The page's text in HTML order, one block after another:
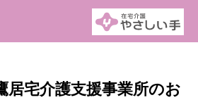
居宅介護支援事業所のお